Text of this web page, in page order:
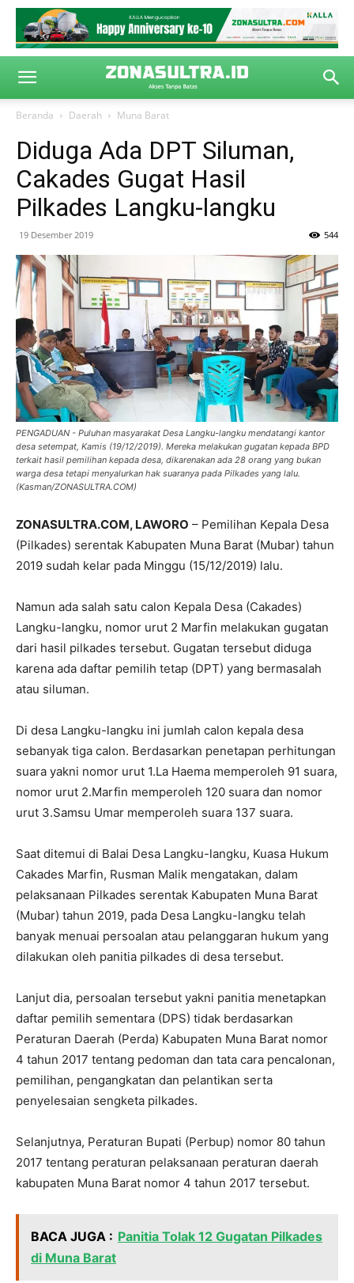
Beranda Daerah Muna Barat
Diduga Ada DPT Siluman,
Cakades Gugat Hasil
Pilkades Langku-langku
19 Desember 2019 544
PENGADUAN - Puluhan masyarakat Desa Langku-langku mendatangi kantor
desa setempat, Kamis (19/12/2019). Mereka melakukan gugatan kepada BPD
terkait hasil pemilihan kepada desa, dikarenakan ada 28 orang yang bukan
warga desa tetapi menyalurkan hak suaranya pada Pilkades yang lalu.
(Kasman/ZONASULTRA.COM)
ZONASULTRA.COM, LAWORO – Pemilihan Kepala Desa
(Pilkades) serentak Kabupaten Muna Barat (Mubar) tahun
2019 sudah kelar pada Minggu (15/12/2019) lalu.
Namun ada salah satu calon Kepala Desa (Cakades)
Langku-langku, nomor urut 2 Marfin melakukan gugatan
dari hasil pilkades tersebut. Gugatan tersebut diduga
karena ada daftar pemilih tetap (DPT) yang bermasalah
atau siluman.
Di desa Langku-langku ini jumlah calon kepala desa
sebanyak tiga calon. Berdasarkan penetapan perhitungan
suara yakni nomor urut 1.La Haema memperoleh 91 suara,
nomor urut 2.Marfin memperoleh 120 suara dan nomor
urut 3.Samsu Umar memperoleh suara 137 suara.
Saat ditemui di Balai Desa Langku-langku, Kuasa Hukum
Cakades Marfin, Rusman Malik mengatakan, dalam
pelaksanaan Pilkades serentak Kabupaten Muna Barat
(Mubar) tahun 2019, pada Desa Langku-langku telah
banyak menuai persoalan atau pelanggaran hukum yang
dilakukan oleh panitia pilkades di desa tersebut.
Lanjut dia, persoalan tersebut yakni panitia menetapkan
daftar pemilih sementara (DPS) tidak berdasarkan
Peraturan Daerah (Perda) Kabupaten Muna Barat nomor
4 tahun 2017 tentang pedoman dan tata cara pencalonan,
pemilihan, pengangkatan dan pelantikan serta
penyelesaian sengketa pilkades.
Selanjutnya, Peraturan Bupati (Perbup) nomor 80 tahun
2017 tentang peraturan pelaksanaan peraturan daerah
kabupaten Muna Barat nomor 4 tahun 2017 tersebut.
BACA JUGA : Panitia Tolak 12 Gugatan Pilkades
di Muna Barat